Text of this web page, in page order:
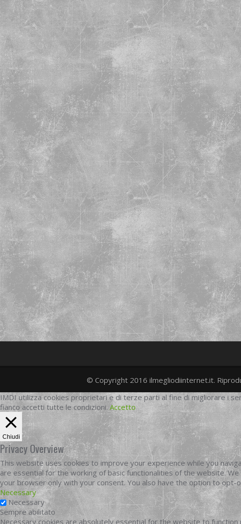
© Copyright 2016 ilmegliodiinternet.it.
IMDI utilizza cookies proprietari e di terze parti al fine di migliorare i
fianco accetti tutte le condizioni. Accetto
Chiudi
Privacy Overview
This website uses cookies to improve your experience while you
are essential for the working of basic functionalities of the website.
your browser only with your consent. You also have the option to
Necessary
Necessary
Sempre abilitato
Necessary cookies are absolutely essential for the website to